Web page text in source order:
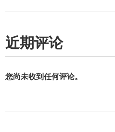
近期评论
您尚未收到任何评论。